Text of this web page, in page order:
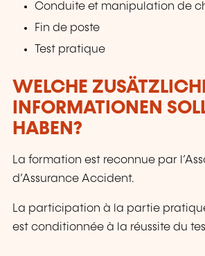
Conduite et manipulation de
Fin de poste
Test pratique
WELCHE
INFORMATIONEN
HABEN?
La formation est reconnue par
d’Assurance Accident.
La participation à la partie
est conditionnée à la réussite du